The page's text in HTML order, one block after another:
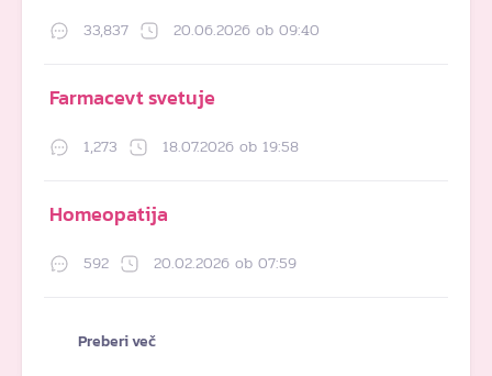
33,837 20.06.2026 ob 09:40
Farmacevt svetuje
1,273 18.07.2026 ob 19:58
Homeopatija
592 20.02.2026 ob 07:59
Preberi več